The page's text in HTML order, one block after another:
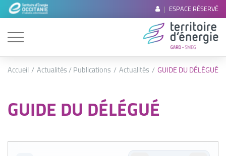
ESPACE RÉSERVÉ
Accueil Actualités / Publications Actualités GUIDE DU DÉLÉGUÉ
GUIDE DU DÉLÉGUÉ